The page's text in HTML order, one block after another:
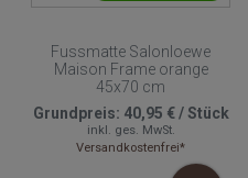
Fussmatte Salonloewe
Maison Frame orange
45x70 cm
Grundpreis: 40,95 €/Stück
inkl. ges. MwSt.
Versandkostenfrei*